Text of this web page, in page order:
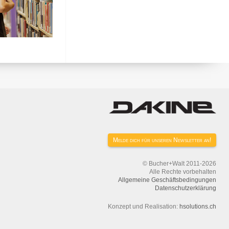
Melde dich für unseren Newsletter an!
© Bucher+Walt 2011-2026
Alle Rechte vorbehalten
Allgemeine Geschäftsbedingungen
Datenschutzerklärung
Konzept und Realisation: hsolutions.ch